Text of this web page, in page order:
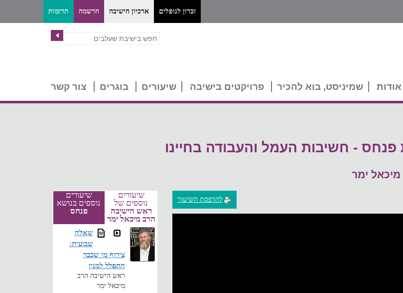
תרומות הרשמה ארכיון הישיבה זכרון לנופלים
אודות שמיניסט, בוא להכיר פרויקטים בישיבה שיעורים בוגרים צור קשר
- חשיבות העמל והעבודה בחיינו
ימר
להדפסת השיעור
שיעורים
נוספים של
ראש הישיבה
הרב מיכאל ימר
שיעורים
נוספים בנושא
פנחס
שאלה
שבועית:
צירוף מי שכבר
התפלל למנין
ראש הישיבה הרב
מיכאל ימר